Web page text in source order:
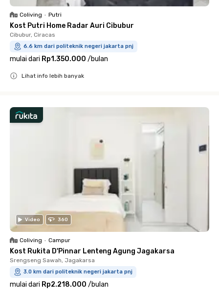
Coliving • Putri
Kost Putri Home Radar Auri Cibubur
Cibubur, Ciracas
6.6 km dari politeknik negeri jakarta pnj
mulai dari Rp1.350.000 /bulan
Lihat info lebih banyak
Video 360
Coliving • Campur
Kost Rukita D'Pinnar Lenteng Agung Jagakarsa
Srengseng Sawah, Jagakarsa
3.0 km dari politeknik negeri jakarta pnj
mulai dari Rp2.218.000 /bulan